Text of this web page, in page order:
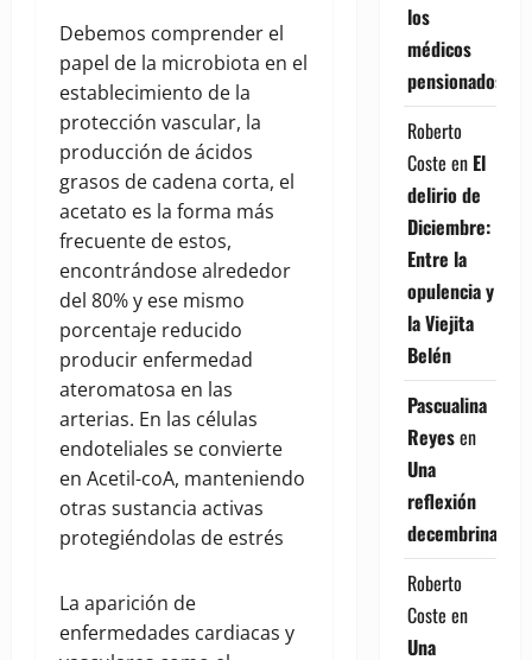
Debemos comprender el
papel de la microbiota en el
establecimiento de la
protección vascular, la
producción de ácidos
grasos de cadena corta, el
acetato es la forma más
frecuente de estos,
encontrándose alrededor
del 80% y ese mismo
porcentaje reducido
producir enfermedad
ateromatosa en las
arterias. En las células
endoteliales se convierte
en Acetil-coA, manteniendo
otras sustancia activas
protegiéndolas de estrés
La aparición de
enfermedades cardiacas y
los
médicos
pensionados
Roberto
Coste en El
delirio de
Diciembre:
Entre la
opulencia y
la Viejita
Belén
Pascualina
Reyesen
Una
reflexión
decembrina
Roberto
Coste en
Una